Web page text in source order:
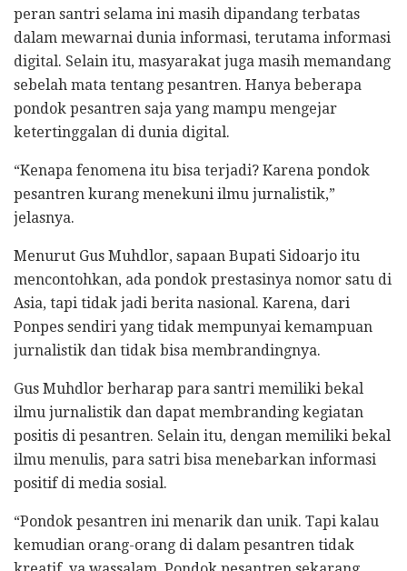
peran santri selama ini masih dipandang terbatas
dalam mewarnai dunia informasi, terutama informasi
digital. Selain itu, masyarakat juga masih memandang
sebelah mata tentang pesantren. Hanya beberapa
pondok pesantren saja yang mampu mengejar
ketertinggalan di dunia digital.
“Kenapa fenomena itu bisa terjadi? Karena pondok
pesantren kurang menekuni ilmu jurnalistik,”
jelasnya.
Menurut Gus Muhdlor, sapaan Bupati Sidoarjo itu
mencontohkan, ada pondok prestasinya nomor satu di
Asia, tapi tidak jadi berita nasional. Karena, dari
Ponpes sendiri yang tidak mempunyai kemampuan
jurnalistik dan tidak bisa membrandingnya.
Gus Muhdlor berharap para santri memiliki bekal
ilmu jurnalistik dan dapat membranding kegiatan
positis di pesantren. Selain itu, dengan memiliki bekal
ilmu menulis, para satri bisa menebarkan informasi
positif di media sosial.
“Pondok pesantren ini menarik dan unik. Tapi kalau
kemudian orang-orang di dalam pesantren tidak